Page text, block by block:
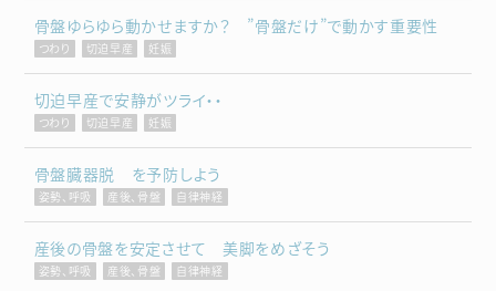
骨盤ゆらゆら動かせますか？ ”骨盤だけ”で動かす重要性
つわり 切迫早産 妊娠
切迫早産で安静がツライ・・
つわり 切迫早産 妊娠
骨盤臓器脱 を予防しよう
姿勢、呼吸 産後、骨盤 自律神経
産後の骨盤を安定させて 美脚をめざそう
姿勢、呼吸 産後、骨盤 自律神経